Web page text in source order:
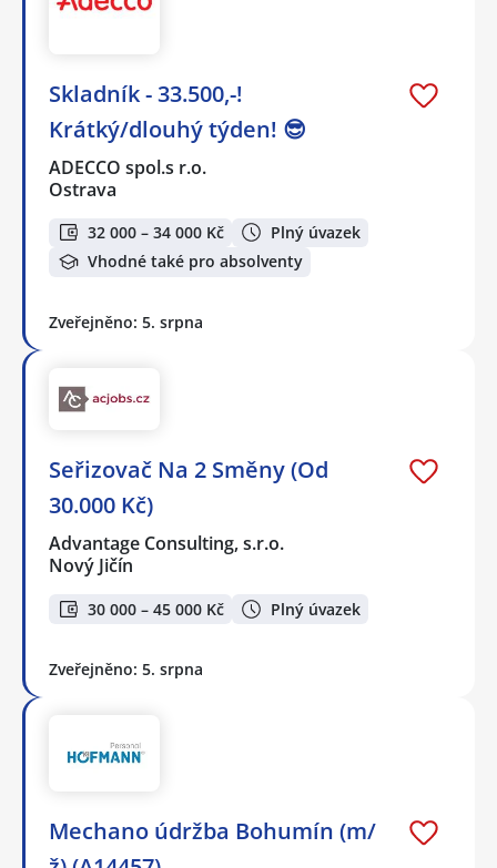
Skladník - 33.500,-!
Krátký/dlouhý týden! 😎
ADECCO spol.s r.o.
Ostrava
32 000 – 34 000 Kč
Plný úvazek
Vhodné také pro absolventy
Zveřejněno: 5. srpna
Seřizovač Na 2 Směny (Od
30.000 Kč)
Advantage Consulting, s.r.o.
Nový Jičín
30 000 – 45 000 Kč Plný úvazek
Zveřejněno: 5. srpna
Mechano údržba Bohumín (m/